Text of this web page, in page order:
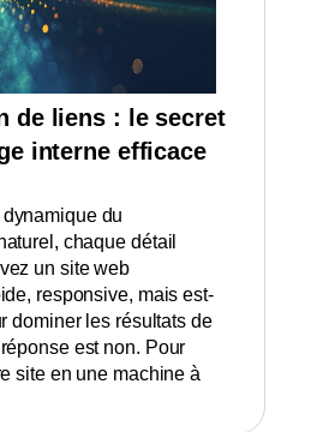
de liens : le secret
interne efficace
du
chaque détail
un site web
responsive, mais est-
dominer les résultats de
est non. Pour
site en une machine à